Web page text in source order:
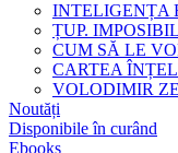
INTELIGENȚA
ȚUP.
CUM SĂ LE
CARTEA
VOLODIMIR
Noutăți
Disponibile în curând
Ebooks